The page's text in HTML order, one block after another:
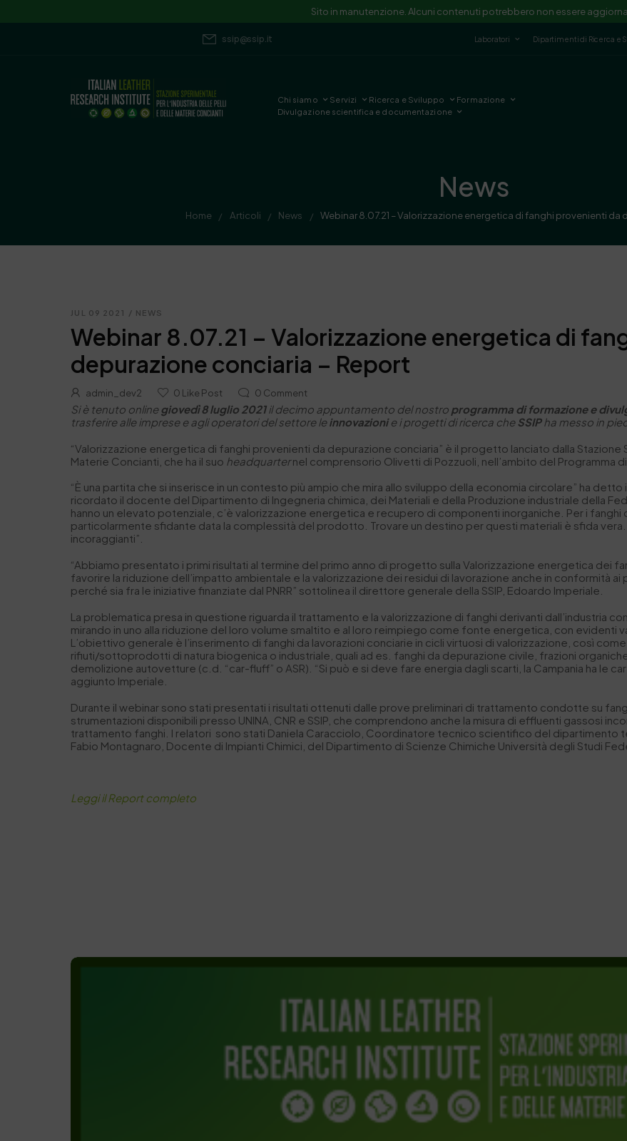
Sito in manutenzione. Alcuni contenuti potrebbero non essere
ssip@ssip.it Laboratori Dipartimenti di Ricerca e
Chi siamo Servizi Ricerca e Sviluppo
Formazione
Divulgazione scientifica e documentazione
News
Home / Articoli / News / Webinar 8.07.21 – Valorizzazione energetica di fanghi provenienti
JUL 09 2021 / NEWS
Webinar 8.07.21 – Valorizzazione energetica di
depurazione conciaria – Report
admin_dev2 0 Like Post 0 Comment
Si è tenuto online giovedì8 luglio 2021il decimo appuntamento del nostro programma di formazione e
trasferire alle imprese e agli operatori del settore leinnovazionie i progetti di ricerca cheSSIPha messo in
“Valorizzazione energetica di fanghi provenienti da depurazione conciaria” è il progetto lanciato dalla Stazione
Materie Concianti, che ha il suo headquarternel comprensorio Olivetti di Pozzuoli, nell’ambito del Programma
“È una partita che si inserisce in un contesto più ampio che mira allo sviluppo della economia circolare” ha detto
ricordato il docente del Dipartimento di Ingegneria chimica, dei Materiali e della Produzione industriale della
hanno un elevato potenziale, c’è valorizzazione energetica e recupero di componenti inorganiche. Per i fanghi
particolarmente sfidante data la complessità del prodotto. Trovare un destino per questi materiali è sfida vera.
incoraggianti”.
“Abbiamo presentato i primi risultati al termine del primo anno di progetto sulla Valorizzazione energetica dei
favorire la riduzione dell’impatto ambientale e la valorizzazione dei residui di lavorazione anche in conformità
perché sia fra le iniziative finanziate dal PNRR” sottolinea il direttore generale della SSIP, Edoardo Imperiale.
La problematica presa in questione riguarda il trattamento e la valorizzazione di fanghi derivanti dall’industria
mirando in uno alla riduzione del loro volume smaltito e al loro reimpiego come fonte energetica, con evidenti
L’obiettivo generale è l’inserimento di fanghi da lavorazioni conciarie in cicli virtuosi di valorizzazione, così
rifiuti/sottoprodotti di natura biogenica o industriale, quali ad es. fanghi da depurazione civile, frazioni organiche
demolizione autovetture (c.d. “car-fluff” o ASR). “Si può e si deve fare energia dagli scarti, la Campania ha le
aggiunto Imperiale.
Durante il webinar sono stati presentati i risultati ottenuti dalle prove preliminari di trattamento condotte su
strumentazioni disponibili presso UNINA, CNR e SSIP, che comprendono anche la misura di effluenti gassosi
trattamento fanghi. I relatori sono stati Daniela Caracciolo, Coordinatore tecnico scientifico del dipartimento
Fabio Montagnaro, Docente di Impianti Chimici, del Dipartimento di Scienze Chimiche Università degli Studi
Leggi il Report completo